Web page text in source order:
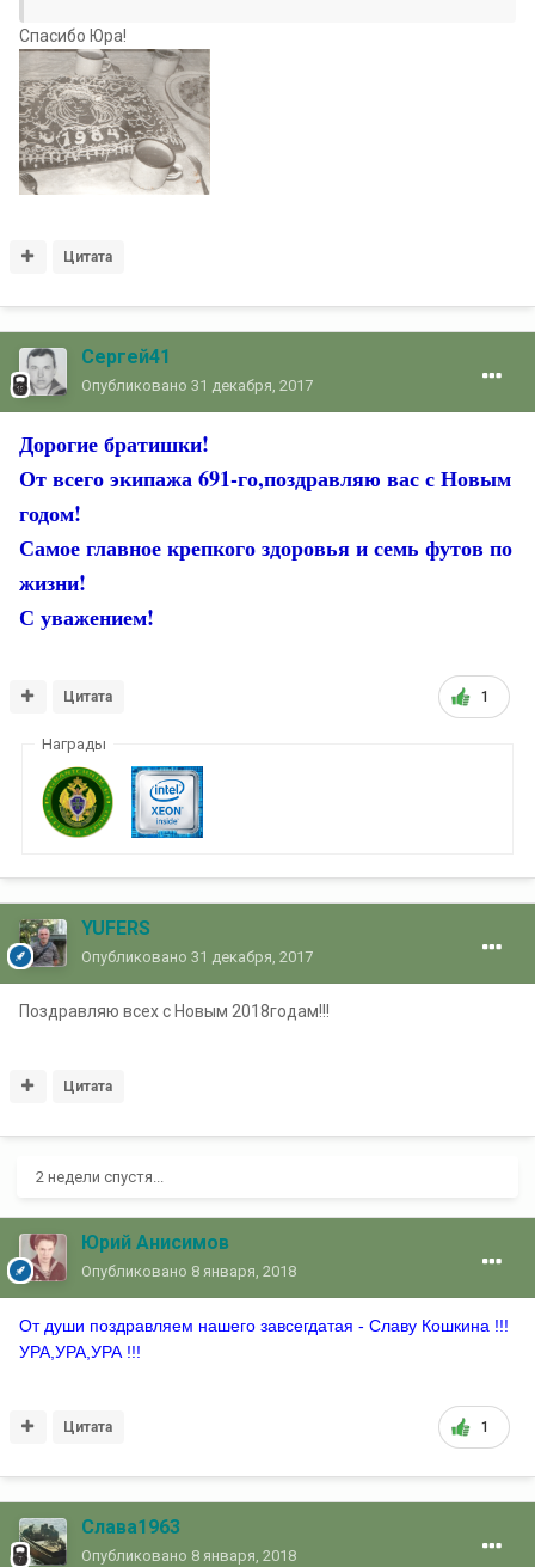
Спасибо Юра!
Цитата
Сергей41
Опубликовано 31 декабря, 2017
Дорогие братишки!
От всего экипажа 691-го,поздравляю вас с Новым
годом!
Самое главное крепкого здоровья и семь футов по
жизни!
С уважением!
1
Цитата
Награды
YUFERS
Опубликовано 31 декабря, 2017
Поздравляю всех с Новым 2018годам!!!
Цитата
2 недели спустя...
Юрий Анисимов
Опубликовано 8 января, 2018
От души поздравляем нашего завсегдатая - Славу Кошкина !!!
УРА,УРА,УРА !!!
1
Цитата
Слава1963
Опубликовано 8 января, 2018